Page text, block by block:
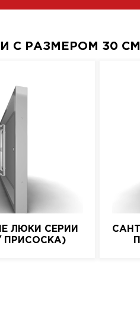
С РАЗМЕРОМ 30
ЛЮКИ СЕРИИ
ПРИСОСКА)